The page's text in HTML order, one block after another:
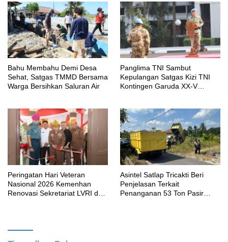
Bahu Membahu Demi Desa
Sehat, Satgas TMMD Bersama
Warga Bersihkan Saluran Air
Panglima TNI Sambut
Kepulangan Satgas Kizi TNI
Kontingen Garuda XX-V
Peringatan Hari Veteran
Nasional 2026 Kemenhan
Renovasi Sekretariat LVRI dan
Asintel Satlap Tricakti Beri
Penjelasan Terkait
Penanganan 53 Ton Pasir